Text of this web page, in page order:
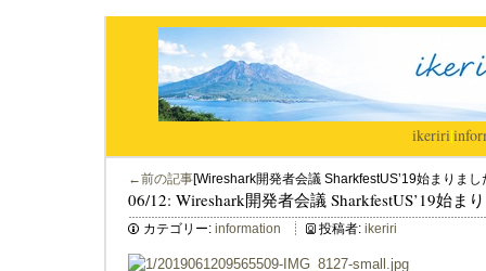
ikeriri|
←前の記事[Wireshark開発者会議 SharkfestUS’19始まりまし
06/12: Wireshark開発者会議 SharkfestUS’19始ま
カテゴリー: information 投稿者: ikeriri